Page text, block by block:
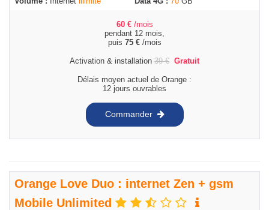
60 € /mois
pendant 12 mois,
puis 75 €/mois
Activation & installation 39€ Gratuit
Délais moyen actuel de Orange :
12 jours ouvrables
Commander
Orange Love Duo : internet Zen + gsm
Mobile Unlimited